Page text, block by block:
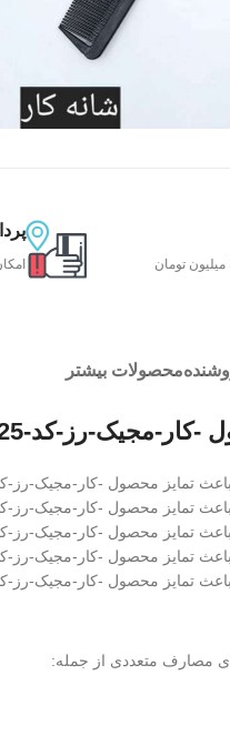
محصولات بیشتر
مجیک-رز-کد-2025